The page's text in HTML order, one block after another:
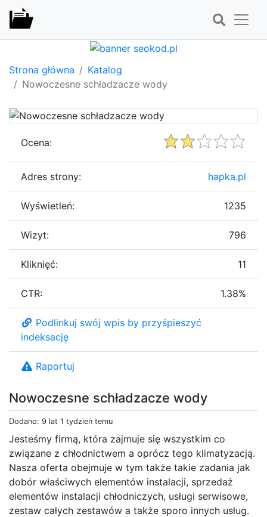
Strona główna
Katalog
Nowoczesne schładzacze wody
Nowoczesne schładzacze wody
Dodano: 9 lat 1 tydzień temu
Jesteśmy firmą, która zajmuje się wszystkim co
związane z chłodnictwem a oprócz tego klimatyzacją.
Nasza oferta obejmuje w tym także takie zadania jak
dobór właściwych elementów instalacji, sprzedaż
elementów instalacji chłodniczych, usługi serwisowe,
zestaw całych zestawów a także sporo innych usług.
Ocena:
Adres strony: hapka.pl
Wyświetleń: 1235
Wizyt: 796
Kliknięć: 11
CTR: 1.38%
Podlinkuj swój wpis by przyśpieszyć
indeksację
Raportuj